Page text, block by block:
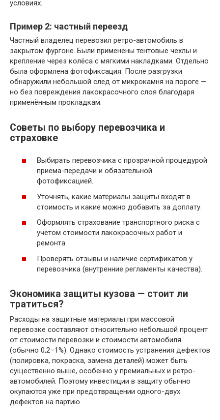
условиях.
Пример 2: частный переезд
Частный владелец перевозил ретро-автомобиль в
закрытом фургоне. Были применены тентовые чехлы и
крепление через колёса с мягкими накладками. Отдельно
была оформлена фотофиксация. После разгрузки
обнаружили небольшой след от микрокамня на пороге —
но без повреждения лакокрасочного слоя благодаря
применённым прокладкам.
Советы по выбору перевозчика и
страховке
Выбирать перевозчика с прозрачной процедурой
приёма-передачи и обязательной
фотофиксацией.
Уточнять, какие материалы защиты входят в
стоимость и какие можно добавить за доплату.
Оформлять страхование транспортного риска с
учётом стоимости лакокрасочных работ и
ремонта.
Проверять отзывы и наличие сертификатов у
перевозчика (внутренние регламенты качества).
Экономика защиты кузова — стоит ли
тратиться?
Расходы на защитные материалы при массовой
перевозке составляют относительно небольшой процент
от стоимости перевозки и стоимости автомобиля
(обычно 0,2–1%). Однако стоимость устранения дефектов
(полировка, покраска, замена деталей) может быть
существенно выше, особенно у премиальных и ретро-
автомобилей. Поэтому инвестиции в защиту обычно
окупаются уже при предотвращении одного-двух
дефектов на партию.